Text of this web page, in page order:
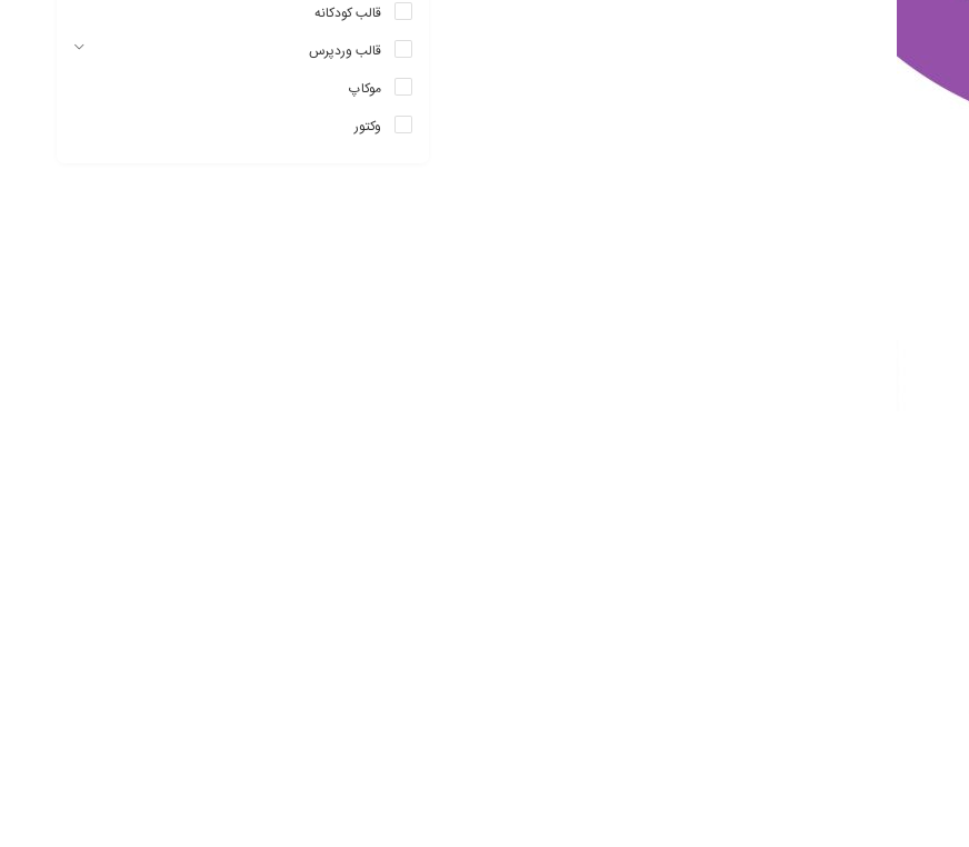
قالب کودکانه
قالب وردپرس
موکاپ
وکتور